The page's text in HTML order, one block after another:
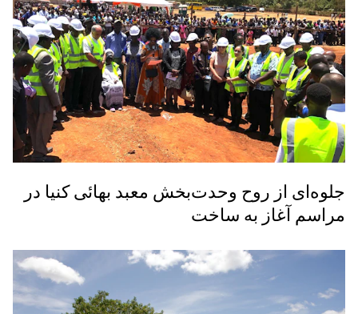
جلوه‌ای از روح وحدت‌بخش معبد بهائی کنیا در
مراسم آغاز به ساخت